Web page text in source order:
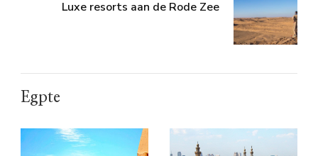
Luxe resorts aan de Rode Zee
Egpte